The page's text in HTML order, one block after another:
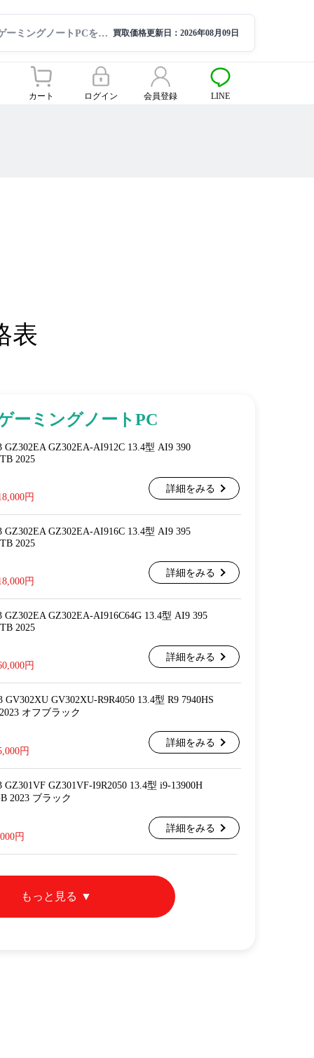
ゲーミングノートPCを高額買取ならサクモバ買取【公式】 買取価格更新日： 2026年08月09日
カート ログイン 会員登録 LINE
表
ーミングノートPC
GZ302EA GZ302EA-AI912C 13.4型 AI9 390
2025
円
詳細をみる
GZ302EA GZ302EA-AI916C 13.4型 AI9 395
2025
円
詳細をみる
GZ302EA GZ302EA-AI916C64G 13.4型 AI9 395
2025
円
詳細をみる
GV302XU GV302XU-R9R4050 13.4型 R9 7940HS
オフブラック
円
詳細をみる
GZ301VF GZ301VF-I9R2050 13.4型 i9-13900H
2023 ブラック
円
詳細をみる
もっと見る